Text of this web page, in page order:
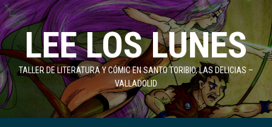
Saltar
al
contenidoLEE LOS LUNES
TALLER DE LITERATURA Y CÓMIC EN SANTO TORIBIO, LAS DELICIAS –
VALLADOLID